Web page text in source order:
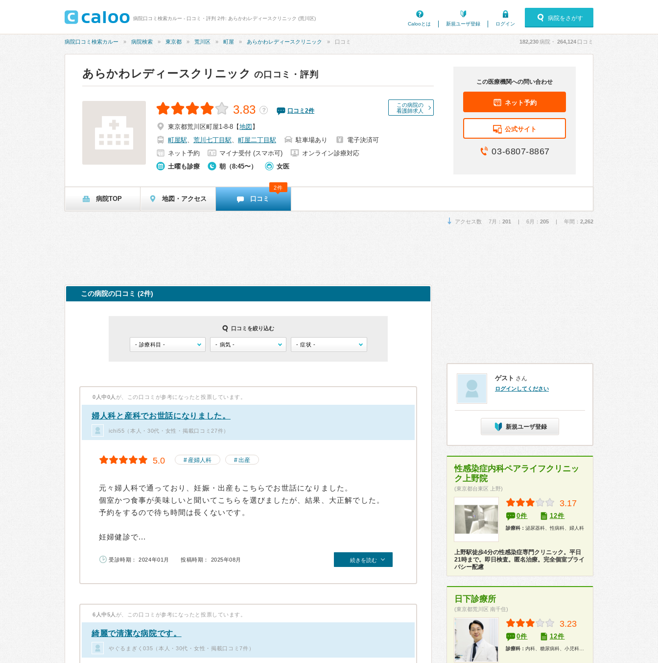
病院口コミ検索カルー - 口コミ・評判 2件: あらかわレディースクリニック (荒川区)
Calooとは
新規ユーザ登録 ログイン
病院をさがす
病院口コミ検索カルー 病院検索 東京都 荒川区 町屋 あらかわレディースクリニック 口コミ 182,230病院・ 264,124 口コミ
あらかわレディースクリニック の口コミ・評判
この病院の
看護師求人
3.83 ？ 口コミ 2件
東京都荒川区町屋1-8-8 【地図 】
町屋駅、 荒川七丁目駅、 町屋二丁目駅 駐車場あり
電子決済可
ネット予約
マイナ受付 (スマホ可)
オンライン診療対応
土曜も診療
朝（8:45〜） 女医
この医療機関への問い合わせ
ネット予約
公式サイト
03-6807-8867
病院TOP 地図・アクセス 口コミ
2件
アクセス数 7月： 201 | 6月： 205 | 年間： 2,262
この病院の口コミ (2件)
口コミを絞り込む
0人中0人 が、この口コミが参考になったと投票しています。
婦人科と産科でお世話になりました。
ichi55（本人・30代・女性・掲載口コミ27件）
5.0 産婦人科 出産
元々婦人科で通っており、妊娠・出産もこちらでお世話になりました。
個室かつ食事が美味しいと聞いてこちらを選びましたが、結果、大正解でした。
予約をするので待ち時間は長くないです。
妊婦健診で...
受診時期： 2024年01月 投稿時期： 2025年08月 続きを読む
6人中5人 が、この口コミが参考になったと投票しています。
綺麗で清潔な病院です。
やぐるまぎく035（本人・30代・女性・掲載口コミ7件）
ゲスト さん
ログインしてください
新規ユーザ登録
性感染症内科ペアライフクリニッ
ク上野院
(東京都台東区 上野)
3.17
0件 12件
診療科： 泌尿器科、性病科、婦人科
上野駅徒歩4分の性感染症専門クリニック。平日
21時まで。即日検査。匿名治療。完全個室プライ
バシー配慮
日下診療所
(東京都荒川区 南千住)
3.23
0件 12件
診療科： 内科、糖尿病科、小児科、健康診断